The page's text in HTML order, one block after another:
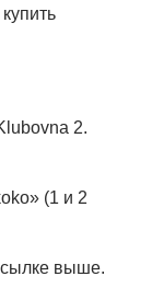
2.
(1 и 2
выше.